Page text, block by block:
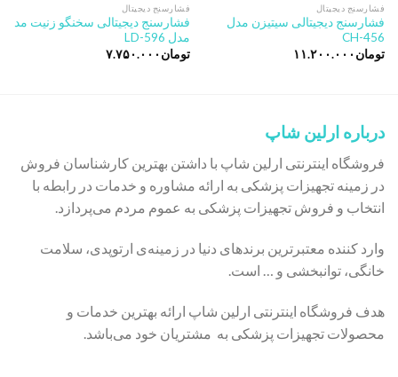
فشارسنج دیجیتال
فشارسنج دیجیتالی سیتیزن مدل
CH-456
تومان ۱۱.۲۰۰.۰۰۰
فشارسنج دیجیتال
فشارسنج دیجیتالی سخنگو زنیت مد
مدل LD-596
تومان ۷.۷۵۰.۰۰۰
درباره ارلین شاپ
فروشگاه اینترنتی ارلین شاپ با داشتن بهترین کارشناسان فروش
در زمینه تجهیزات پزشکی به ارائه مشاوره و خدمات در رابطه با
انتخاب و فروش تجهیزات پزشکی به عموم مردم می‌پردازد.
وارد کننده معتبرترین برندهای دنیا در زمینه‌ی ارتوپدی، سلامت
خانگی، توانبخشی و … است.
هدف فروشگاه اینترنتی ارلین شاپ ارائه بهترین خدمات و
محصولات تجهیزات پزشکی به مشتریان خود می‌باشد.